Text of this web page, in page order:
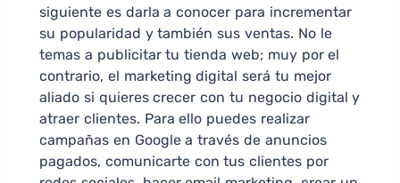
siguiente es darla a conocer para incrementar
su popularidad y también sus ventas. No le
temas a publicitar tu tienda web; muy por el
contrario, el marketing digital será tu mejor
aliado si quieres crecer con tu negocio digital y
atraer clientes. Para ello puedes realizar
campañas en Google a través de anuncios
pagados, comunicarte con tus clientes por